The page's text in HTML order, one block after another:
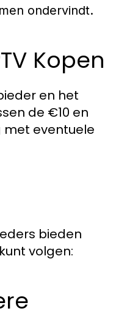
ondervindt.
Kopen
en het
de €10 en
eventuele
bieden
volgen: